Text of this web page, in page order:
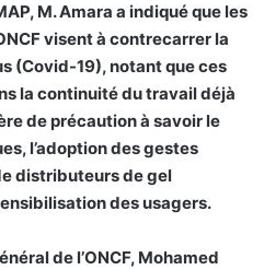
M. Amara a indiqué que les
visent à contrecarrer la
(Covid-19), notant que ces
la continuité du travail déjà
de précaution à savoir le
l’adoption des gestes
distributeurs de gel
des usagers.
de l’ONCF, Mohamed